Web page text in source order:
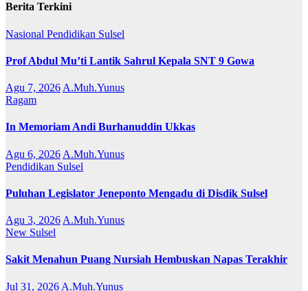
Berita Terkini
Nasional Pendidikan Sulsel
Prof Abdul Mu’ti Lantik Sahrul Kepala SNT 9 Gowa
Agu 7, 2026 A.Muh.Yunus
Ragam
In Memoriam Andi Burhanuddin Ukkas
Agu 6, 2026 A.Muh.Yunus
Pendidikan Sulsel
Puluhan Legislator Jeneponto Mengadu di Disdik Sulsel
Agu 3, 2026 A.Muh.Yunus
New Sulsel
Sakit Menahun Puang Nursiah Hembuskan Napas Terakhir
Jul 31, 2026 A.Muh.Yunus